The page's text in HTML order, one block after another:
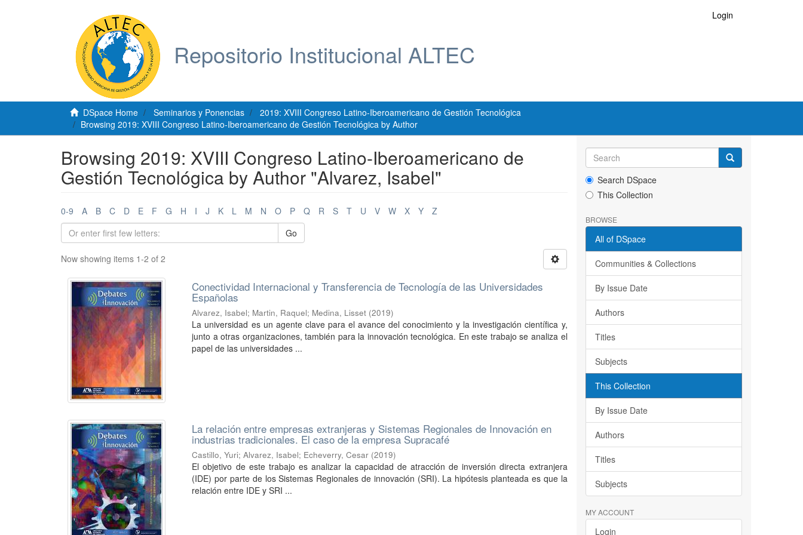
Repositorio Institucional ALTEC
Login
DSpace Home Seminarios y Ponencias
2019: XVIII Congreso Latino-Iberoamericano de Gestión Tecnológica
Browsing 2019: XVIII Congreso Latino-Iberoamericano de Gestión Tecnológica by Author
Browsing 2019: XVIII Congreso Latino-Iberoamericano de
Gestión Tecnológica by Author "Alvarez, Isabel"
0-9 A B C D E F G H I J K L M N O P Q R S T U V W X Y
Z
Go
Now showing items 1-2 of 2
Conectividad Internacional y Transferencia de Tecnología de las Universidades
Españolas
Alvarez, Isabel; Martin, Raquel; Medina, Lisset (2019)
La universidad es un agente clave para el avance del conocimiento y la investigación científica y,
junto a otras organizaciones, también para la innovación tecnológica. En este trabajo se analiza el
papel de las universidades ...
La relación entre empresas extranjeras y Sistemas Regionales de Innovación en
industrias tradicionales. El caso de la empresa Supracafé
Castillo, Yuri;Alvarez, Isabel; Echeverry, Cesar (2019)
El objetivo de este trabajo es analizar la capacidad de atracción de inversión directa extranjera
(IDE) por parte de los Sistemas Regionales de innovación (SRI). La hipótesis planteada es que la
relación entre IDE y SRI ...
Search DSpace
This Collection
BROWSE
All of DSpace
Communities & Collections
By Issue Date
Authors
Titles
Subjects
This Collection
By Issue Date
Authors
Titles
Subjects
MY ACCOUNT
Login